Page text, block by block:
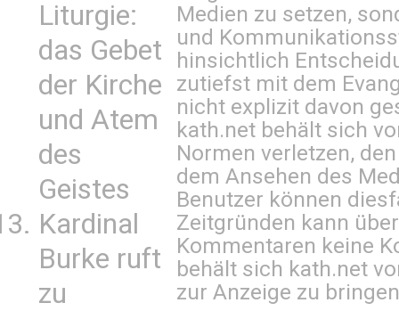
Liturgie:
das Gebet
der Kirche
und Atem
des
Geistes
Kardinal
Burke ruft
zu
Medien zu setzen,
und
hinsichtlich
zutiefst mit dem
nicht explizit davon
kath.net behält sich
Normen verletzen,
dem Ansehen des
Benutzer können
Zeitgründen kann
Kommentaren keine
behält sich kath.net
zur Anzeige zu